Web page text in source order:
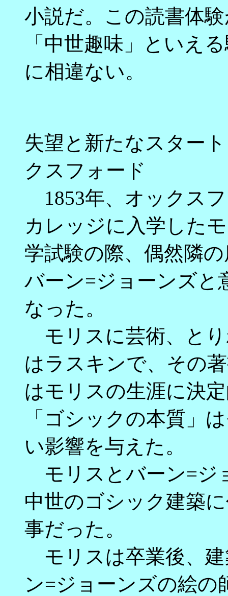
小説だ。この読書体
「中世趣味」といえ
に相違ない。
失望と新たなスター
クスフォード
1853年、オックス
カレッジに入学した
学試験の際、偶然隣
バーン=ジョーンズと
なった。
モリスに芸術、と
はラスキンで、その
はモリスの生涯に決
「ゴシックの本質」
い影響を与えた。
モリスとバーン=ジ
中世のゴシック建築
事だった。
モリスは卒業後、
ン=ジョーンズの絵